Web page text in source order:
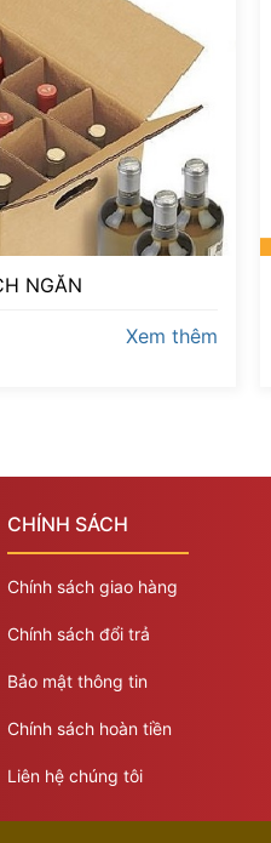
NGĂN
Xem thêm
CHÍNH SÁCH
Chính sách giao hàng
Chính sách đổi trả
Bảo mật thông tin
Chính sách hoàn tiền
Liên hệ chúng tôi